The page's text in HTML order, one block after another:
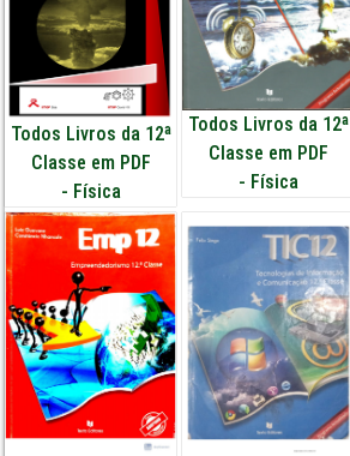
Todos Livros da 12ª
Classe em PDF
- Física
Todos Livros da 12ª
Classe em PDF
- Física